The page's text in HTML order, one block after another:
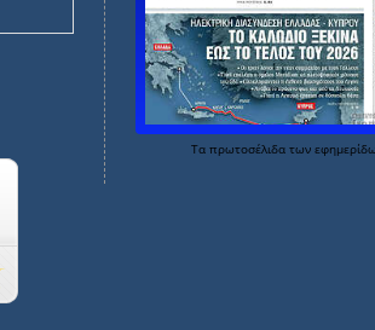
Τα πρωτοσέλιδα των